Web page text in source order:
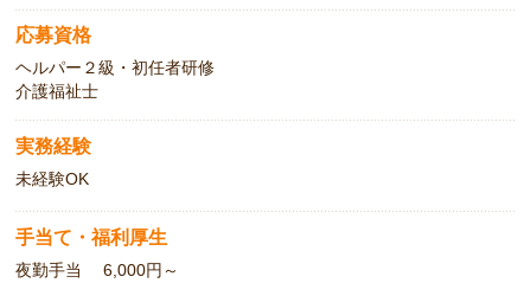
応募資格
ヘルパー２級・初任者研修
介護福祉士
実務経験
未経験OK
手当て・福利厚生
夜勤手当 6,000円～